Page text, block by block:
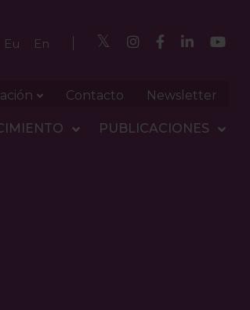
Eu En
Contacto Newsletter
PUBLICACIONES